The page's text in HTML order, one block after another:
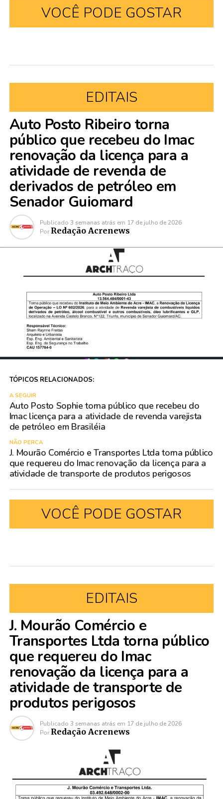
VOCÊ PODE GOSTAR
EDITAIS
Auto Posto Ribeiro torna
público que recebeu do Imac
renovação da licença para a
atividade de revenda de
derivados de petróleo em
Senador Guiomard
Publicado 3 semanas atrás em 17 de julho de 2026
Por Redação Acrenews
TÓPICOS RELACIONADOS:
A SEGUIR
Auto Posto Sophie torna público que recebeu do
Imac licença para a atividade de revenda varejista
de petróleo em Brasiléia
NÃO PERCA
J. Mourão Comércio e Transportes Ltda torna público
que requereu do Imac renovação da licença para a
atividade de transporte de produtos perigosos
VOCÊ PODE GOSTAR
EDITAIS
J. Mourão Comércio e
Transportes Ltda torna público
que requereu do Imac
renovação da licença para a
atividade de transporte de
produtos perigosos
Publicado 3 semanas atrás em 17 de julho de 2026
Por Redação Acrenews